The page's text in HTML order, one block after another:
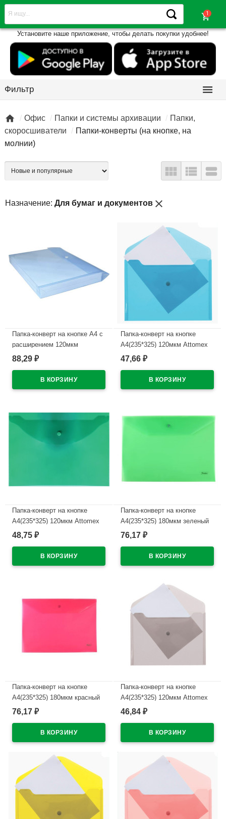
shopping_cart
Установите наше приложение, чтобы делать покупки удобнее!
Фильтр 
 Офис Папки и системы архивации
Папки,
скоросшиватели
Папки-конверты (на кнопке, на
молнии)
  
Назначение: Для бумаг и документов close
Папка-конверт на кнопке А4 с
расширением 120мкм
deVENTE цвет ассортимент
88,29 ₽
Папка-конверт на кнопке
А4(235*325) 120мкм Attomex
синяя арт.3071819 (Ст.)
47,66 ₽
Папка-конверт на кнопке
А4(235*325) 120мкм Attomex
зеленая арт.3071817 (Ст.)
48,75 ₽
Папка-конверт на кнопке
А4(235*325) 180мкм зеленый
арт.AKk4_00004
76,17 ₽
Папка-конверт на кнопке
А4(235*325) 180мкм красный
арт.AKk4_00003
76,17 ₽
Папка-конверт на кнопке
А4(235*325) 120мкм Attomex
бесцветная арт.3071820 (Ст.)
46,84 ₽